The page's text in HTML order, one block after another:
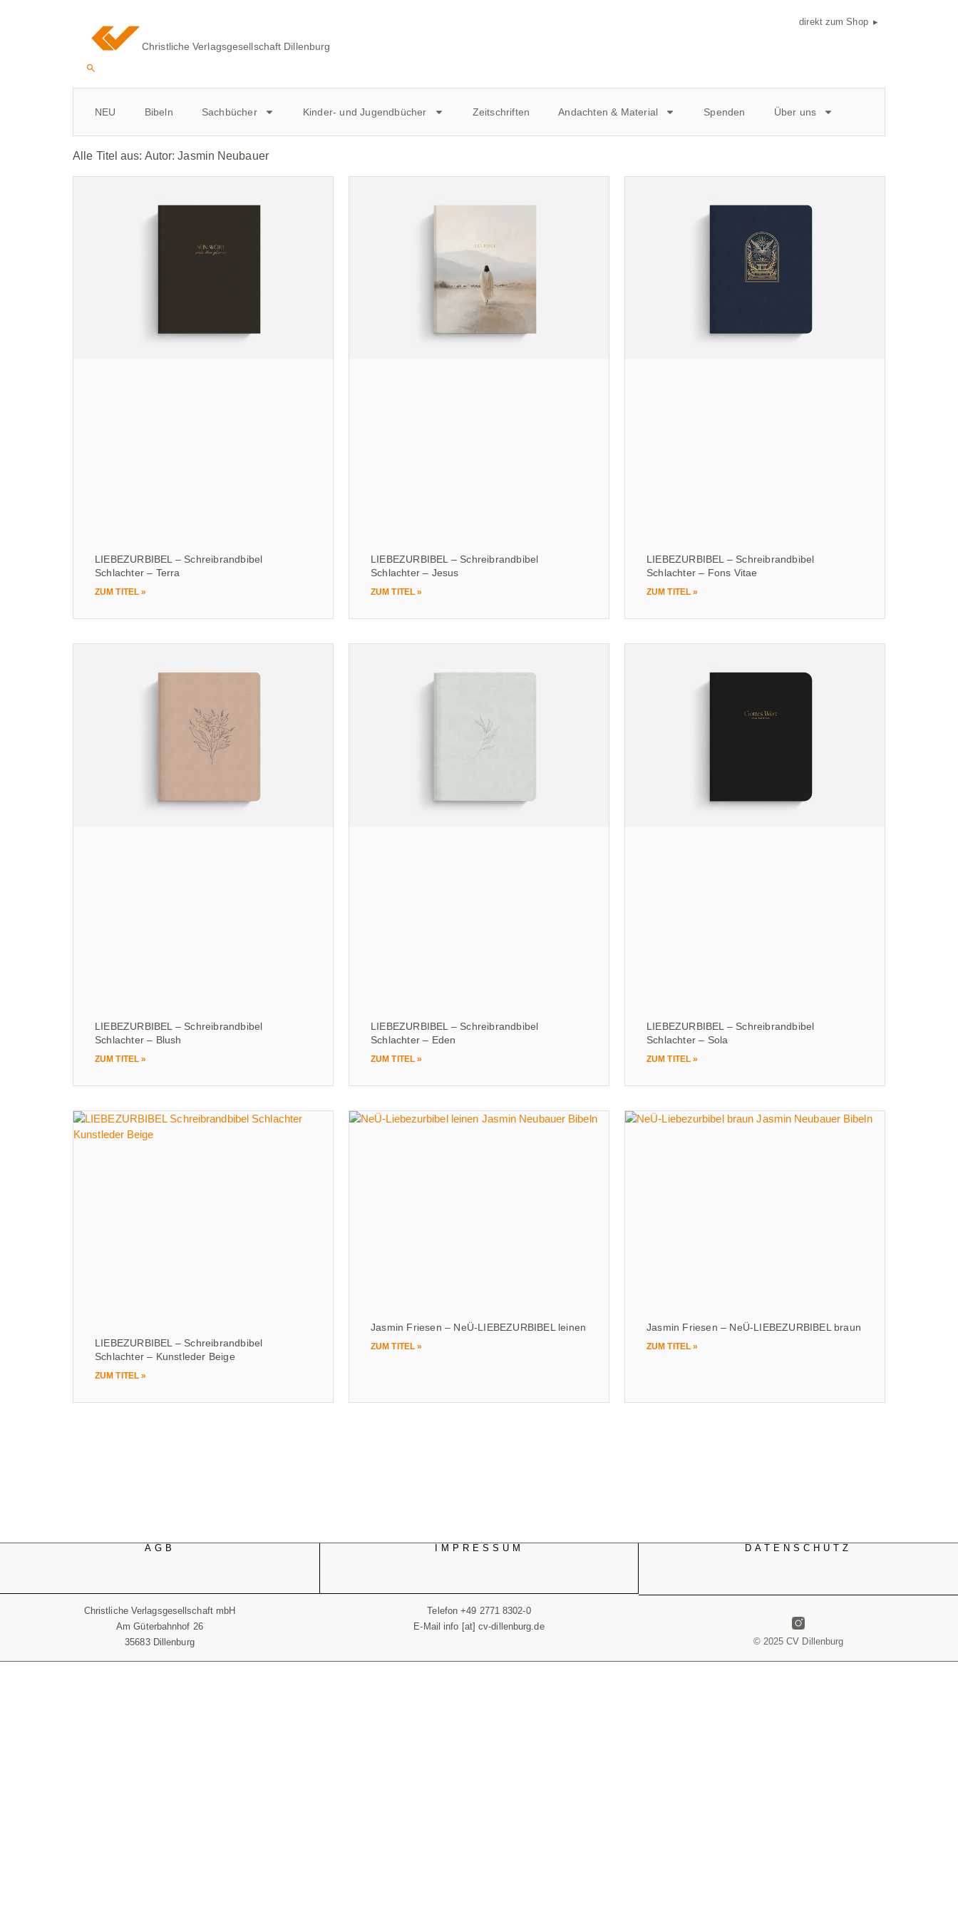
Christliche Verlagsgesellschaft Dillenburg
direkt zum Shop ▸
NEU Bibeln Sachbücher Kinder- und Jugendbücher Zeitschriften Andachten & Material Spenden Über uns
Alle Titel aus: Autor:Jasmin Neubauer
LIEBEZURBIBEL – Schreibrandbibel
Schlachter – Terra
ZUM TITEL »
LIEBEZURBIBEL – Schreibrandbibel
Schlachter – Jesus
ZUM TITEL »
LIEBEZURBIBEL – Schreibrandbibel
Schlachter – Fons Vitae
ZUM TITEL »
LIEBEZURBIBEL – Schreibrandbibel
Schlachter – Blush
ZUM TITEL »
LIEBEZURBIBEL – Schreibrandbibel
Schlachter – Eden
ZUM TITEL »
LIEBEZURBIBEL – Schreibrandbibel
Schlachter – Sola
ZUM TITEL »
LIEBEZURBIBEL – Schreibrandbibel
Schlachter – Kunstleder Beige
ZUM TITEL »
Jasmin Friesen – NeÜ-LIEBEZURBIBEL leinen
ZUM TITEL »
Jasmin Friesen – NeÜ-LIEBEZURBIBEL braun
ZUM TITEL »
AGB
Christliche Verlagsgesellschaft mbH
Am Güterbahnhof 26
35683 Dillenburg
IMPRESSUM
Telefon +49 2771 8302-0
E-Mail info [at] cv-dillenburg.de
DATENSCHUTZ
© 2025 CV Dillenburg